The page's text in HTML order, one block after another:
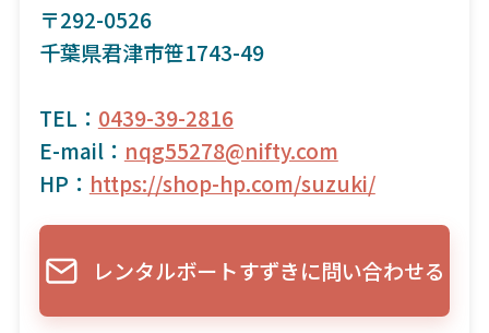
〒292-0526
千葉県君津市笹1743-49
TEL： 0439-39-2816
E-mail： nqg55278@nifty.com
HP： https://shop-hp.com/suzuki/
レンタルボートすずきに問い合わせる